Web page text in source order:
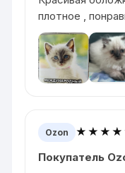
плотное ,
Ozon
Покупатель